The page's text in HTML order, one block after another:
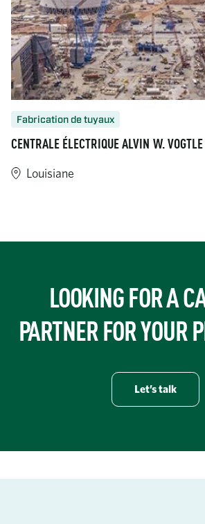
Fabrication de tuyaux
CENTRALE ÉLECTRIQUE ALVIN W. VOGTLE
Louisiane
LOOKING FOR A
PARTNER FOR YOUR
Let’s talk